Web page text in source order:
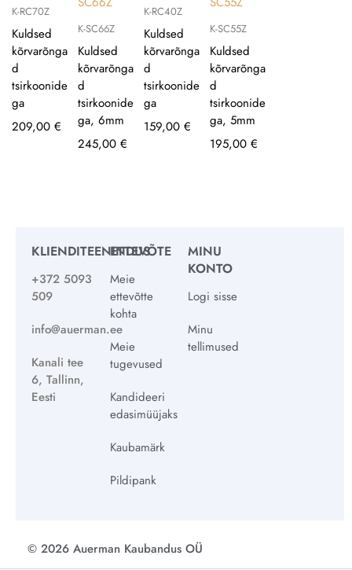
K-RC70Z
Kuldsed
kõrvarõnga
d
tsirkoonide
ga
209,00 €
K-SC66Z
Kuldsed
kõrvarõnga
d
tsirkoonide
ga, 6mm
245,00 €
K-RC40Z
Kuldsed
kõrvarõnga
d
tsirkoonide
ga
159,00 €
K-SC55Z
Kuldsed
kõrvarõnga
d
tsirkoonide
ga, 5mm
195,00 €
KLIENDITEENINDUS
+372 5093
509
info@auerman.ee
Kanali tee
6, Tallinn,
Eesti
ETTEVÕTE
Meie
ettevõtte
kohta
Meie
tugevused
Kandideeri
edasimüüjaks
Kaubamärk
Pildipank
MINU
KONTO
Logi sisse
Minu
tellimused
© 2026 Auerman Kaubandus OÜ